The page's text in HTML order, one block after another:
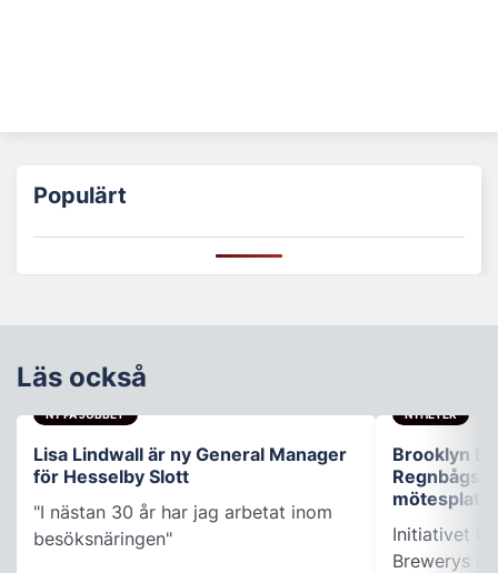
Populärt
Läs också
NY PÅ JOBBET
Lisa Lindwall är ny General Manager
för Hesselby Slott
"I nästan 30 år har jag arbetat inom
besöksnäringen"
NYHETER
Brooklyn
Initiativet
Brewerys